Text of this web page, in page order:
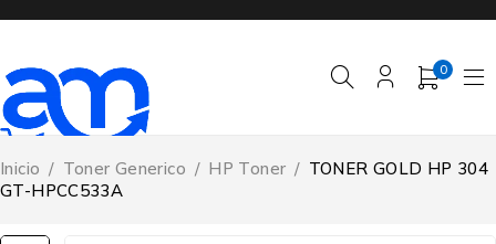
0
Inicio / Toner Generico / HP Toner / TONER GOLD HP 304
GT-HPCC533A